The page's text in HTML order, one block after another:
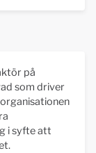
på
som driver
i syfte att